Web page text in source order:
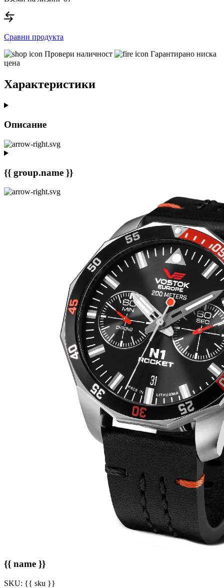
Сравни продукта
Провери наличност
Гарантирано ниска
цена
Характеристики
Описание
{{ group.name }}
{{ name }}
SKU: {{ sku }}